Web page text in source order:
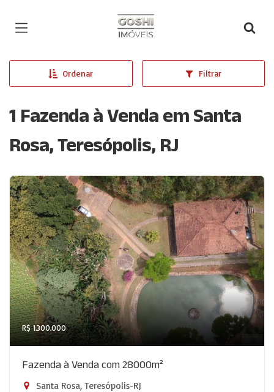
Página inicial
Ordenar Filtrar
1 Fazenda à Venda em Santa
Rosa, Teresópolis, RJ
R$ 1.300.000
Fazenda à Venda com 28000m²
Santa Rosa, Teresópolis-RJ